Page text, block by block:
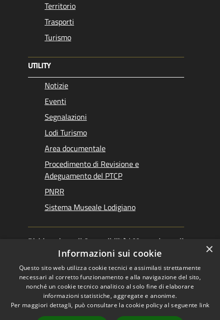
Territorio
Trasporti
Turismo
UTILITY
Notizie
Eventi
Segnalazioni
Lodi Turismo
Area documentale
Procedimento di Revisione e
Adeguamento del PTCP
PNRR
Sistema Museale Lodigiano
Dichiarazione di Accessibilità | Meccanismo di
Feedback|Obiettivi accessibilità
RSS
Accessibilità
Copyright © 2026 •
Provincia di Lodi •
×
Informazioni sui cookie
Questo sito web utilizza cookie tecnici e assimilati strettamente
necessari al corretto funzionamento e alla navigazione del sito,
nonché un cookie tecnico analitico al solo fine di elaborare
informazioni statistiche, aggregate e anonime.
Per maggiori dettagli, può consultare la cookie policy al seguente link